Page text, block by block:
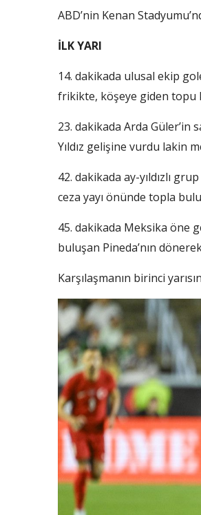
ABD’nin Kenan
İLK YARI
14. dakikada ulusal ekip
frikikte, köşeye giden topu
23. dakikada Arda Güler’in
Yıldız gelişine vurdu lakin
42. dakikada ay-yıldızlı
ceza yayı önünde topla
45. dakikada Meksika öne
buluşan Pineda’nın
Karşılaşmanın birinci